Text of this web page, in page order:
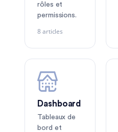
rôles et
permissions.
8 articles
Dashboard
Tableaux de
bord et